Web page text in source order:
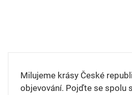
Milujeme krásy České
objevování. Pojďte se spolu